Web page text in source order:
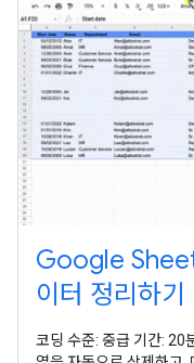
Google
이터 정리하기
코딩 수준: 중급 기간: 20